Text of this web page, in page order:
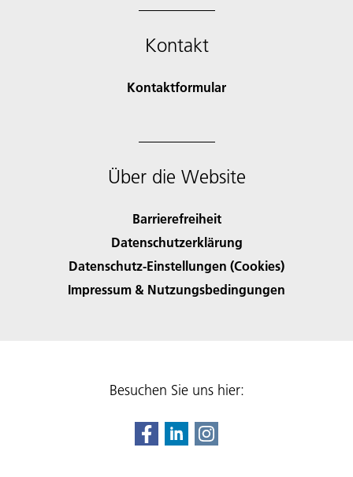
Kontakt
Kontaktformular
Über die Website
Barrierefreiheit
Datenschutzerklärung
Datenschutz-Einstellungen (Cookies)
Impressum & Nutzungsbedingungen
Besuchen Sie uns hier: